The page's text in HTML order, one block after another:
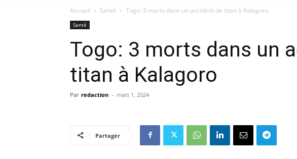
Accueil Santé Togo: 3 morts dans un accident de titan à Kalagoro
Santé
Togo: 3 morts dans un
titan à Kalagoro
Par redaction - mars 1, 2024
Partager